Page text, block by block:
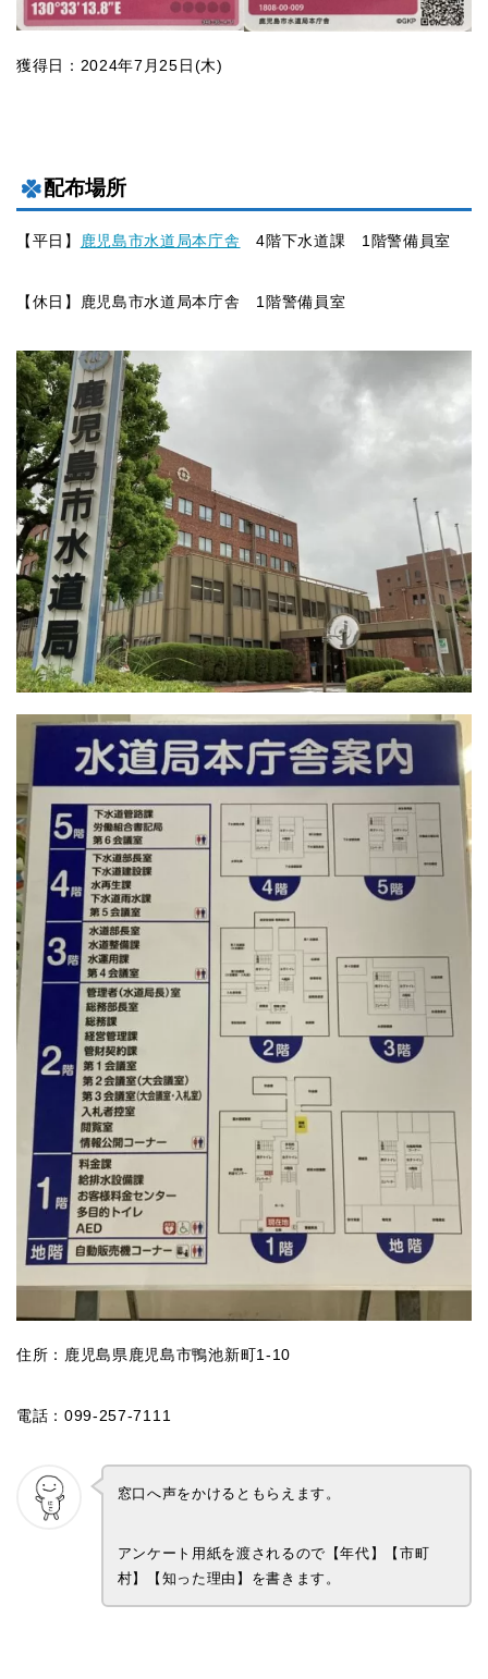
獲得日：2024年7月25日(木)
配布場所
【平日】 鹿児島市水道局本庁舎 4階下水道課 1階警備員室
【休日】鹿児島市水道局本庁舎 1階警備員室
住所：鹿児島県鹿児島市鴨池新町1-10
電話：099-257-7111
窓口へ声をかけるともらえます。
アンケート用紙を渡されるので【年代】【市町
村】【知った理由】を書きます。